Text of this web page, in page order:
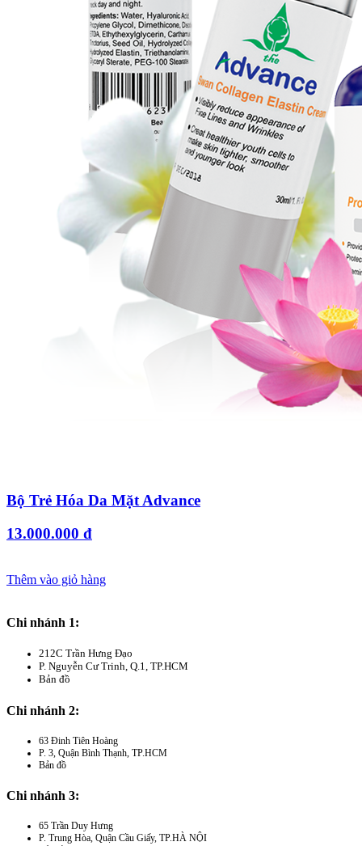
Bộ Trẻ Hóa Da Mặt Advance
13.000.000 đ
Thêm vào giỏ hàng
Chi nhánh 1:
212C Trần Hưng Đạo
P. Nguyễn Cư Trinh, Q.1, TP.HCM
Bản đồ
Chi nhánh 2:
63 Đinh Tiên Hoàng
P. 3, Quận Bình Thạnh, TP.HCM
Bản đồ
Chi nhánh 3:
65 Trần Duy Hưng
P. Trung Hòa, Quận Cầu Giấy, TP.HÀ NỘI